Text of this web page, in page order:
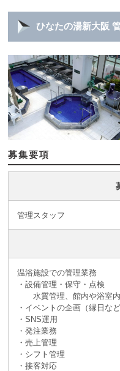
ひなたの湯新大阪
募集要項
管理スタッフ
温浴施設での管理業務
・設備管理・保守・点検
水質管理、館内や浴室内
・イベントの企画（縁日など
・SNS運用
・発注業務
・売上管理
・シフト管理
・接客対応